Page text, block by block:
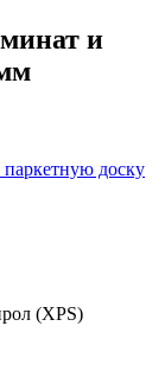
и
(XPS)